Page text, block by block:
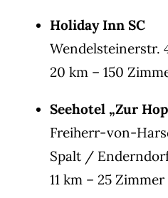
Holiday Inn SC
Wendelsteinerstr.
20 km – 150
Seehotel „Zur
Freiherr-von-
Spalt /
11 km – 25